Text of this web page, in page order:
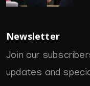
Newsletter
Join our
updates and